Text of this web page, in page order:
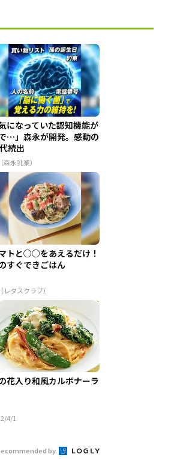
気になっていた認知機能が
…」森永が開発。感動の
続出
森永乳業）
トと○○をあえるだけ！
すぐできごはん
レタスクラブ）
花入り和風カルボナーラ
4/1
by